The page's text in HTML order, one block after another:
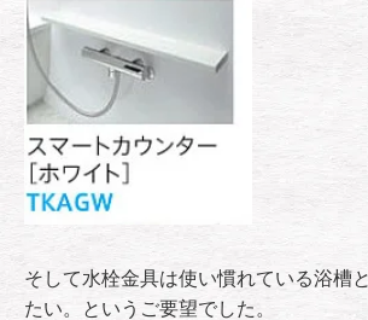
そして水栓金具は使い慣れている浴槽
たい。というご要望でした。